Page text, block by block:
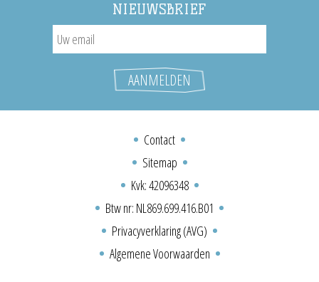
NIEUWSBRIEF
Contact
Sitemap
Kvk: 42096348
Btw nr: NL869.699.416.B01
Privacyverklaring (AVG)
Algemene Voorwaarden